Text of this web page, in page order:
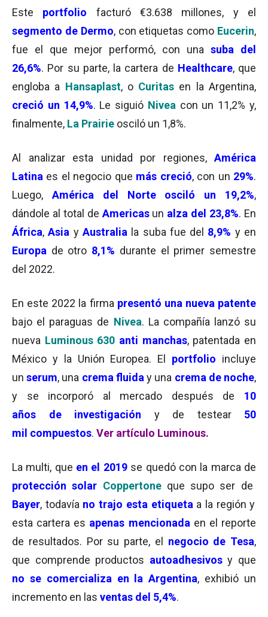
Este portfolio facturó €3.638 millones, y el
segmento de Dermo, con etiquetas como Eucerin,
fue el que mejor performó, con una suba del
26,6%. Por su parte, la cartera de Healthcare, que
engloba a Hansaplast, o Curitas en la Argentina,
creció un 14,9%. Le siguió Nivea con un 11,2% y,
finalmente, La Prairie osciló un 1,8%.
Al analizar esta unidad por regiones,América
Latina es el negocio que más creció, con un 29%.
Luego, América del Norte osciló un 19,2%,
dándole al total de Americasun alza del 23,8%. En
África,Asia y Australia la suba fue del 8,9% y en
Europa de otro 8,1% durante el primer semestre
del 2022.
En este 2022 la firma presentó una nueva patente
bajo el paraguas de Nivea. La compañía lanzó su
nueva Luminous 630 anti manchas, patentada en
México y la Unión Europea. El portfolio incluye
un serum, una crema fluida y una crema de noche,
y se incorporó al mercado después de 10
años de investigación y de testear 50
mil compuestos. Ver artículo Luminous.
La multi, que en el 2019 se quedó con la marca de
protección solar Coppertoneque supo ser de
Bayer, todavía no trajo esta etiqueta a la región y
esta cartera es apenas mencionada en el reporte
de resultados. Por su parte, el negocio de Tesa,
que comprende productos autoadhesivos y que
no se comercializa en la Argentina, exhibió un
incremento en las ventas del 5,4%.